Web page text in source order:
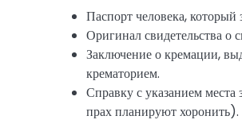
Паспорт человека, который
Оригинал свидетельства о
Заключение о кремации,
крематорием.
Справку с указанием места
прах планируют хоронить).